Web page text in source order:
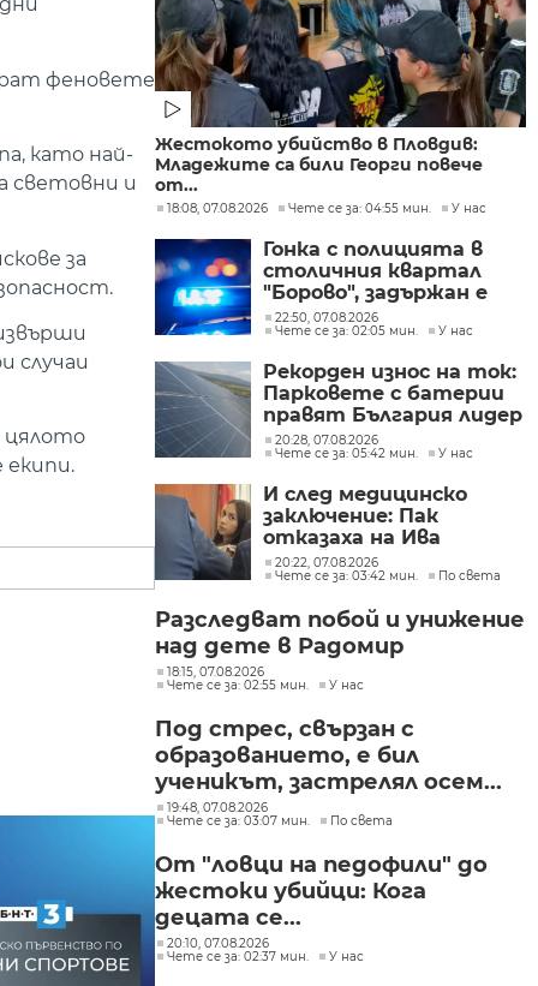
феновете
като най-
световни и
за
случаи
цялото
Жестокото убийство в Пловдив:
Младежите са били Георги повече
от...
18:08, 07.08.2026 Чете се за: 04:55 мин. У нас
Гонка с полицията в
столичния квартал
"Борово", задържан е
мъж, у когото са
намерени 460 000 евро
22:50, 07.08.2026
Чете се за: 02:05 мин.
У нас
Рекорден износ на ток:
Парковете с батерии
правят България лидер
на пазара
20:28, 07.08.2026
Чете се за: 05:42 мин.
У нас
И след медицинско
заключение: Пак
отказаха на Ива
Михайлова да се лекува
в България
20:22, 07.08.2026
Чете се за: 03:42 мин.
По света
Разследват побой и унижение
над дете в Радомир
18:15, 07.08.2026
Чете се за: 02:55 мин.
У нас
Под стрес, свързан с
образованието, е бил
ученикът, застрелял осем...
19:48, 07.08.2026
Чете се за: 03:07 мин.
По света
От "ловци на педофили" до
жестоки убийци: Кога
децата се...
20:10, 07.08.2026
Чете се за: 02:37 мин.
У нас